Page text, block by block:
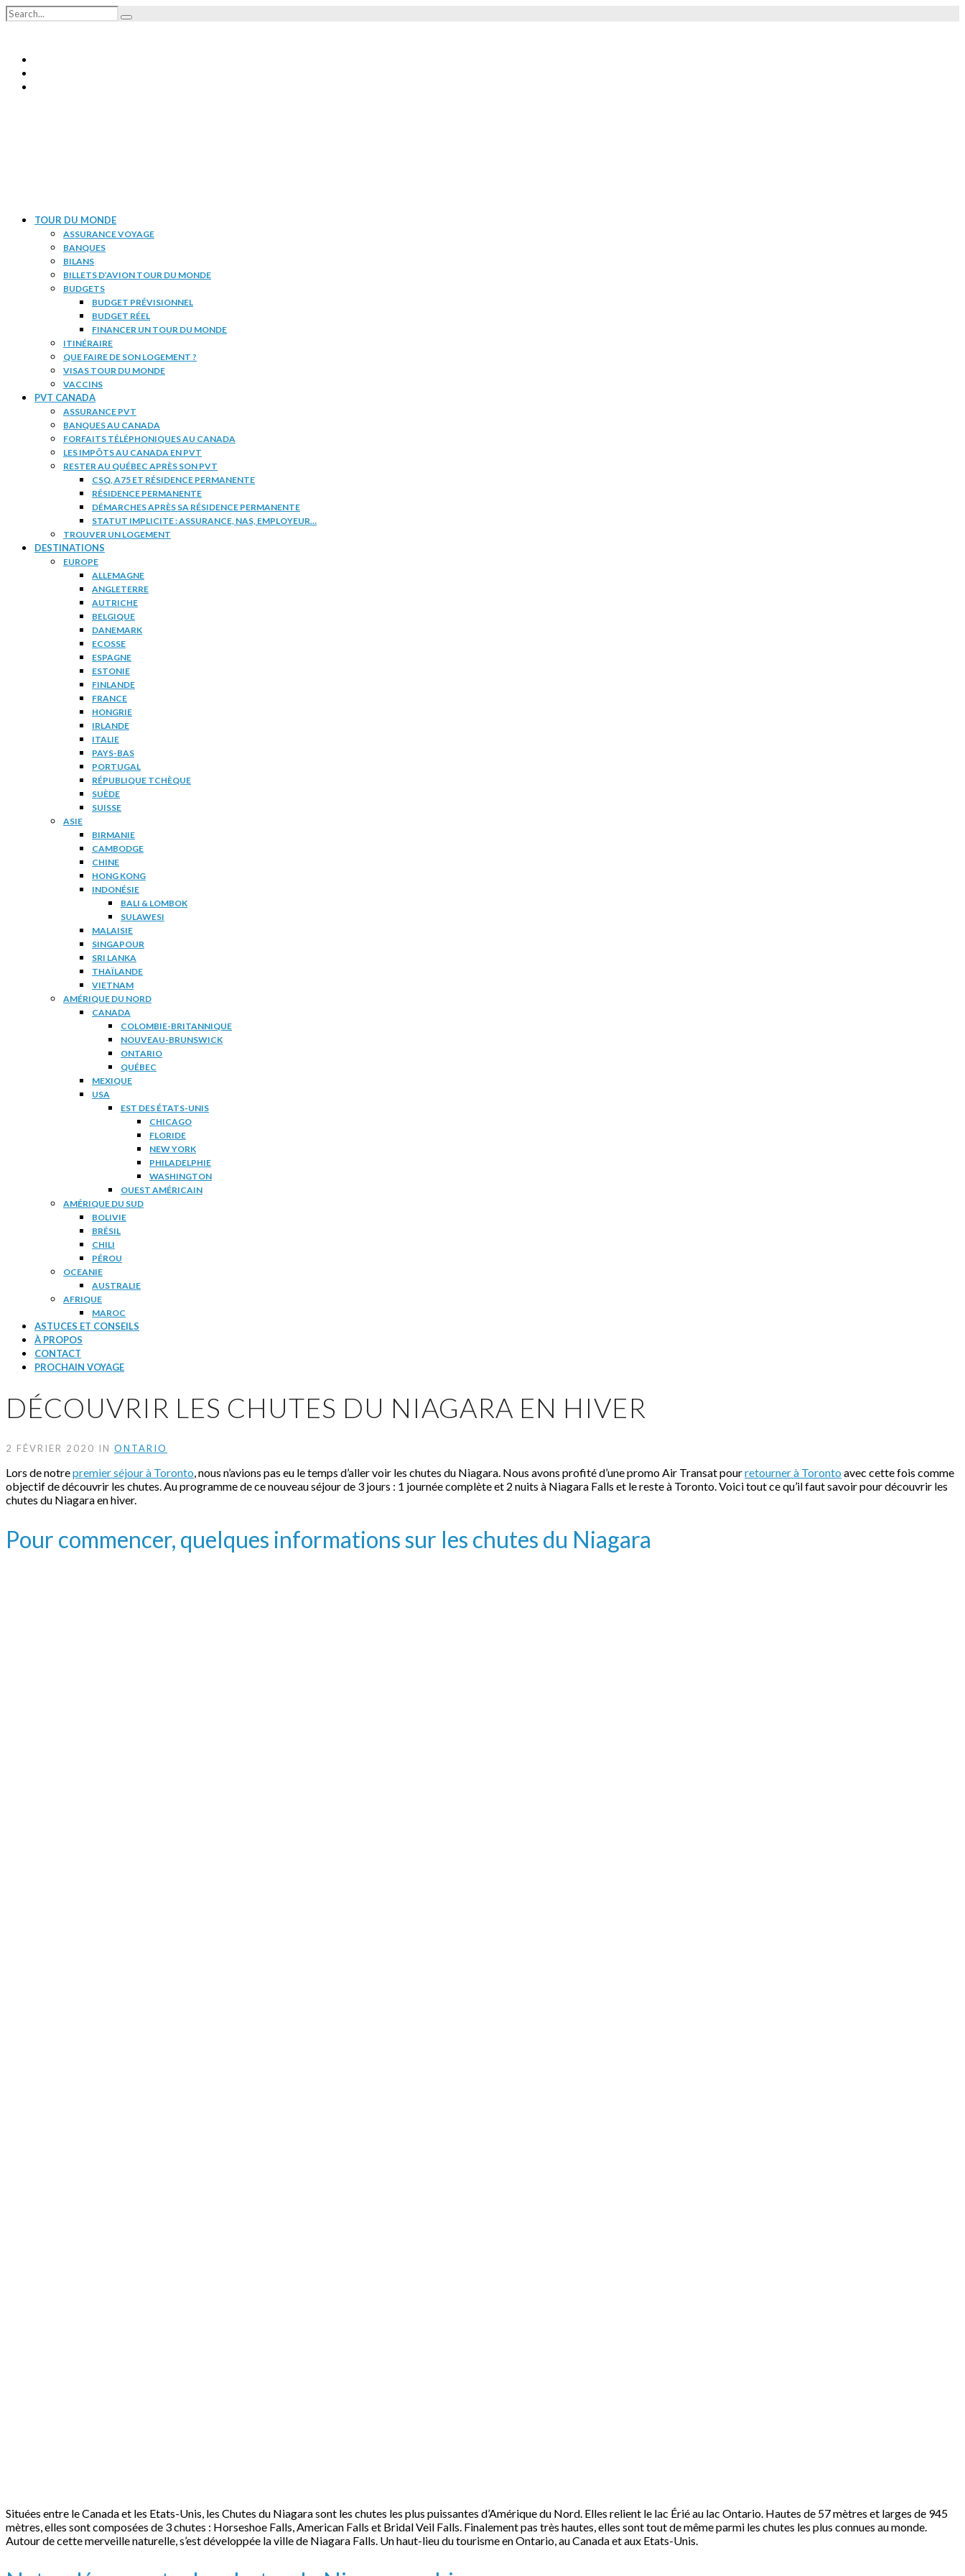
TOUR DU MONDE
ASSURANCE VOYAGE
BANQUES
BILANS
BILLETS D’AVION TOUR DU MONDE
BUDGETS
BUDGET PRÉVISIONNEL
BUDGET RÉEL
FINANCER UN TOUR DU MONDE
ITINÉRAIRE
QUE FAIRE DE SON LOGEMENT ?
VISAS TOUR DU MONDE
VACCINS
PVT CANADA
ASSURANCE PVT
BANQUES AU CANADA
FORFAITS TÉLÉPHONIQUES AU CANADA
LES IMPÔTS AU CANADA EN PVT
RESTER AU QUÉBEC APRÈS SON PVT
CSQ, A75 ET RÉSIDENCE PERMANENTE
RÉSIDENCE PERMANENTE
DÉMARCHES APRÈS SA RÉSIDENCE PERMANENTE
STATUT IMPLICITE : ASSURANCE, NAS, EMPLOYEUR…
TROUVER UN LOGEMENT
DESTINATIONS
EUROPE
ALLEMAGNE
ANGLETERRE
AUTRICHE
BELGIQUE
DANEMARK
ECOSSE
ESPAGNE
ESTONIE
FINLANDE
FRANCE
HONGRIE
IRLANDE
ITALIE
PAYS-BAS
PORTUGAL
RÉPUBLIQUE TCHÈQUE
SUÈDE
SUISSE
ASIE
BIRMANIE
CAMBODGE
CHINE
HONG KONG
INDONÉSIE
BALI & LOMBOK
SULAWESI
MALAISIE
SINGAPOUR
SRI LANKA
THAÏLANDE
VIETNAM
AMÉRIQUE DU NORD
CANADA
COLOMBIE-BRITANNIQUE
NOUVEAU-BRUNSWICK
ONTARIO
QUÉBEC
MEXIQUE
USA
EST DES ÉTATS-UNIS
CHICAGO
FLORIDE
NEW YORK
PHILADELPHIE
WASHINGTON
OUEST AMÉRICAIN
AMÉRIQUE DU SUD
BOLIVIE
BRÉSIL
CHILI
PÉROU
OCEANIE
AUSTRALIE
AFRIQUE
MAROC
ASTUCES ET CONSEILS
À PROPOS
CONTACT
PROCHAIN VOYAGE
DÉCOUVRIR LES CHUTES DU NIAGARA EN HIVER
2 FÉVRIER 2020 IN ONTARIO
Lors de notrepremier séjour à Toronto, nous n’avions pas eu le temps d’aller voir les chutes du Niagara. Nous avons profité d’une promo Air Transat pourretourner à Toronto avec cette fois comme
objectif de découvrir les chutes. Au programme de ce nouveau séjour de 3 jours : 1 journée complète et 2 nuits à Niagara Falls et le reste à Toronto. Voici tout ce qu’il faut savoir pour découvrir les
chutes du Niagara en hiver.
Pour commencer, quelques informations sur les chutes du Niagara
Situées entre le Canada et les Etats-Unis, les Chutes du Niagara sont les chutes les plus puissantes d’Amérique du Nord. Elles relient le lac Érié au lac Ontario. Hautes de 57 mètres et larges de 945
mètres, elles sont composées de 3 chutes : Horseshoe Falls, American Falls et Bridal Veil Falls. Finalement pas très hautes, elles sont tout de même parmi les chutes les plus connues au monde.
Autour de cette merveille naturelle, s’est développée la ville de Niagara Falls. Un haut-lieu du tourisme en Ontario, au Canada et aux Etats-Unis.